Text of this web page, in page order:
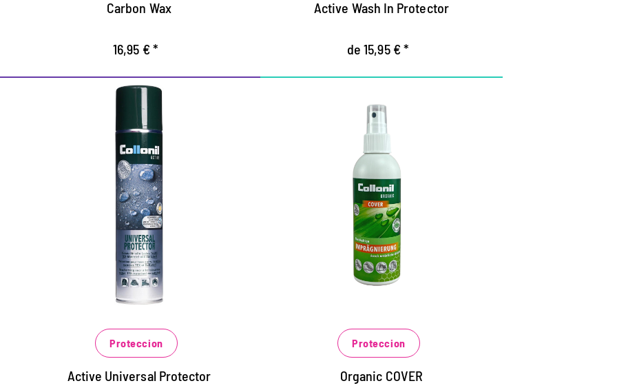
Carbon Wax
16,95 € *
Active Wash In Protector
de 15,95 € *
Protección universal
activa
Para la seguridad al aire libre, de ocio y
Perfecto para todos los textiles de
función, cáscara blanda y materiales de
efecto de abusión.
Proteccion
Active Universal Protector
Protección y cuidado
sostenible sin
concesiones.
Efectivo impermeabilizado, protege a
largo plazo de la suciedad, el polvo y la
ingredientes naturales
Para un fácil uso en habitaciones cerradas.
Proteccion
Organic COVER